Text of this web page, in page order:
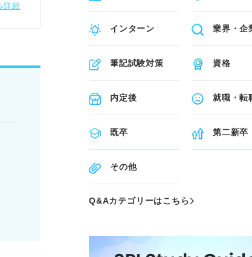
をお
詳細
インターン 業界・企
筆記試験対策 資格
内定後 就職・転
既卒 第二新卒
その他
Q&Aカテゴリーはこちら